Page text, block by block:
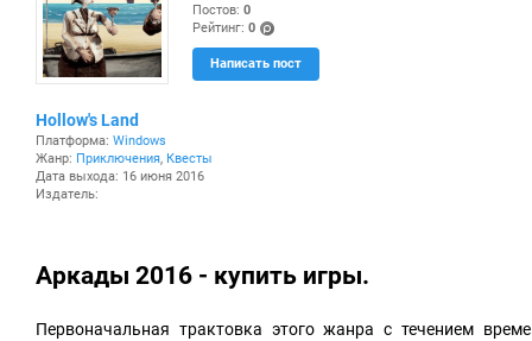
Постов: 0
Рейтинг: 0
(po
ints
)
Написать пост
Hollow's Land
Платформа: Windows
Жанр: Приключения Квесты
Дата выхода: 16 июня 2016
Издатель:
Аркады 2016 - купить игры.
Первоначальная трактовка этого жанра с течением